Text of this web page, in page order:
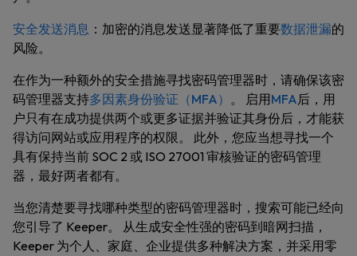
安全发送消息 ： 加密的消息发送显著降低了重要数据泄漏的
风险。
在作为一种额外的安全措施寻找密码管理器时，请确保该密
码管理器支持多因素身份验证（MFA） 。 启用MFA后，用
户只有在成功提供两个或更多证据并验证其身份后，才能获
得访问网站或应用程序的权限。 此外，您应当想寻找一个
具有保持当前 SOC 2 或 ISO 27001 审核验证的密码管理
器，最好两者都有。
当您清楚要寻找哪种类型的密码管理器时，搜索可能已经向
您引导了 Keeper。 从生成安全性强的密码到暗网扫描，
Keeper 为个人、家庭、企业提供多种解决方案，并采用零